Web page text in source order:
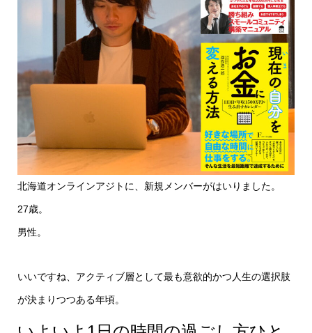
北海道オンラインアジトに、新規メンバーがはいりました。
27歳。
男性。
いいですね、アクティブ層として最も意欲的かつ人生の選択肢
が決まりつつある年頃。